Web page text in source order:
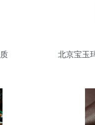
北京宝玉